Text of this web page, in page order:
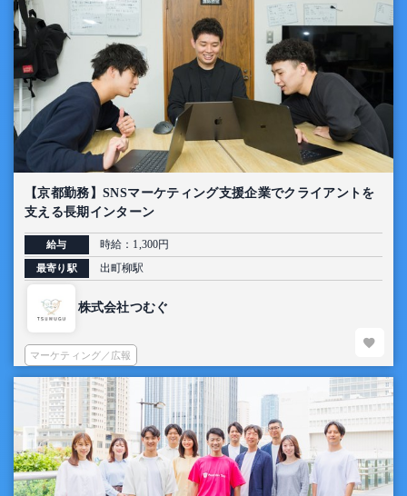
【京都勤務】SNSマーケティング支援企業でクライアントを
支える長期インターン
給与 時給：1,300円
最寄り駅 出町柳駅
株式会社つむぐ
マーケティング／広報